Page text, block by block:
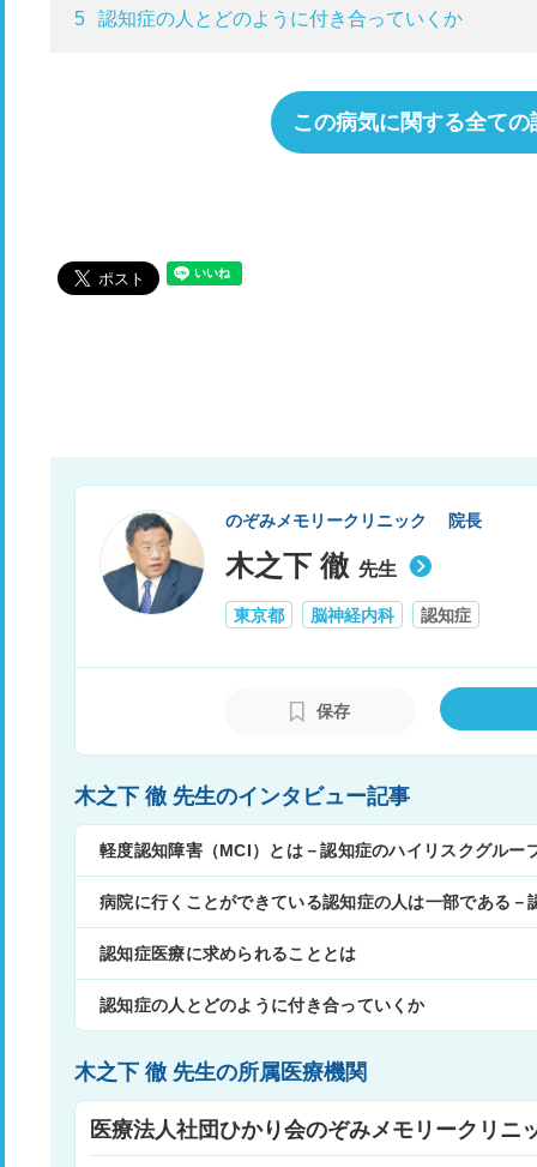
5 認知症の人とどのように付き合っていくか
この病気に関する全て
のぞみメモリークリニック 院長
木之下 徹 先生
東京都 脳神経内科 認知症
保存
木之下 徹 先生のインタビュー記事
軽度認知障害（MCI）とは－認知症のハイリスクグルー
病院に行くことができている認知症の人は一部である－
認知症医療に求められることとは
認知症の人とどのように付き合っていくか
木之下 徹 先生の所属医療機関
医療法人社団ひかり会のぞみメモリークリニ